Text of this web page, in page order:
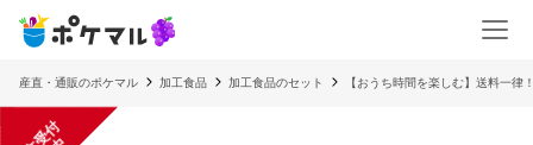
産直・通販のポケマル 加工食品 加工食品のセット 【おうち時間を楽しむ】送料一律